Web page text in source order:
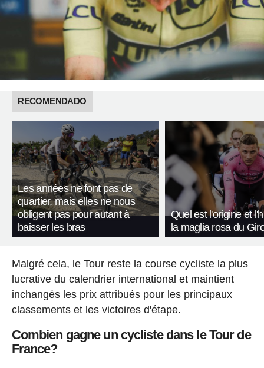
RECOMENDADO
Les années ne font pas de
quartier, mais elles ne nous
obligent pas pour autant à
baisser les bras
Quel est l'origine et
la maglia rosa du
Malgré cela, le Tour reste la course cycliste la plus
lucrative du calendrier international et maintient
inchangés les prix attribués pour les principaux
classements et les victoires d'étape.
Combien gagne un cycliste dans le Tour de
France?